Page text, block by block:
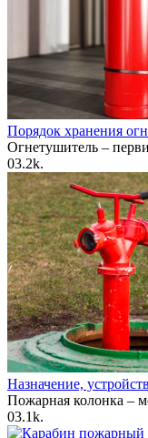
Порядок хранения
Огнетушитель –
03.2k.
Назначение,
Пожарная колонка –
03.1k.